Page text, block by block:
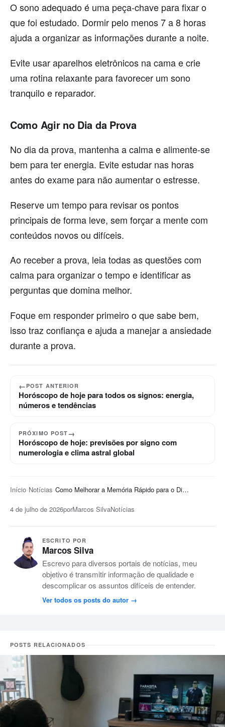
O sono adequado é uma peça-chave para fixar o
que foi estudado. Dormir pelo menos 7 a 8 horas
ajuda a organizar as informações durante a noite.
Evite usar aparelhos eletrônicos na cama e crie
uma rotina relaxante para favorecer um sono
tranquilo e reparador.
Como Agir no Dia da Prova
No dia da prova, mantenha a calma e alimente-se
bem para ter energia. Evite estudar nas horas
antes do exame para não aumentar o estresse.
Reserve um tempo para revisar os pontos
principais de forma leve, sem forçar a mente com
conteúdos novos ou difíceis.
Ao receber a prova, leia todas as questões com
calma para organizar o tempo e identificar as
perguntas que domina melhor.
Foque em responder primeiro o que sabe bem,
isso traz confiança e ajuda a manejar a ansiedade
durante a prova.
←POST ANTERIOR
Horóscopo de hoje para todos os signos: energia,
números e tendências
PRÓXIMO POST→
Horóscopo de hoje: previsões por signo com
numerologia e clima astral global
Início Notícias Como Melhorar a Memória Rápido para o Dia da Prova
4 de julho de 2026porMarcos SilvaNotícias
ESCRITO POR
Marcos Silva
Escrevo para diversos portais de notícias, meu
objetivo é transmitir informação de qualidade e
descomplicar os assuntos difíceis de entender.
Ver todos os posts do autor
POSTS RELACIONADOS